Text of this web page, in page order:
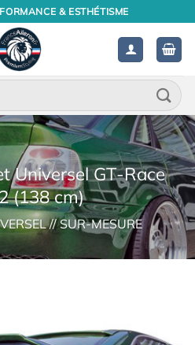
& ESTHÉTISME
Universel GT-Race
(138 cm)
// SUR-MESURE